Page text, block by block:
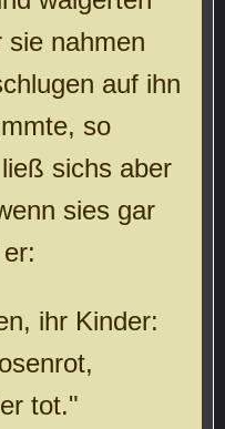
sie nahmen
auf ihn
so
sichs aber
sies gar
ihr Kinder:
tot."